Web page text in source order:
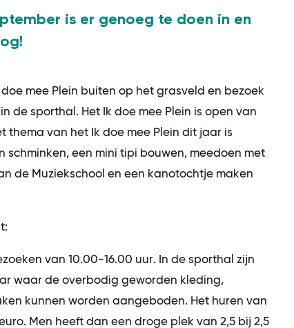
is er genoeg te doen in en
mee Plein buiten op het grasveld en bezoek
de sporthal. Het Ik doe mee Plein is open van
thema van het Ik doe mee Plein dit jaar is
schminken, een mini tipi bouwen, meedoen met
de Muziekschool en een kanotochtje maken
van 10.00-16.00 uur. In de sporthal zijn
waar de overbodig geworden kleding,
kunnen worden aangeboden. Het huren van
Men heeft dan een droge plek van 2,5 bij 2,5